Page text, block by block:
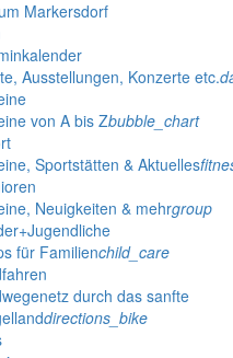
Markersdorf
Ausstellungen, Konzerte etc.
von A bis Zbubble_chart
Sportstätten & Aktuelles
Neuigkeiten & mehrgroup
für Familienchild_care
durch das sanfte
directions_bike